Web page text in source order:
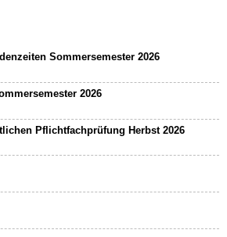
Sommersemester 2026
2026
Pflichtfachprüfung Herbst 2026